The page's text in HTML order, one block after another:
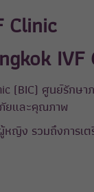
Clinic
IVF
(BIC) ศูนย์รั
ภัยและคุณภาพ
ง รวมถึงการเ